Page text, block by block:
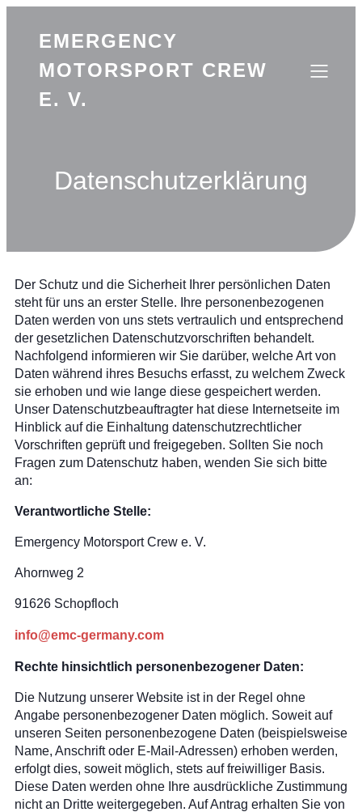
EMERGENCY
MOTORSPORT CREW
E. V.
Datenschutzerklärung
Der Schutz und die Sicherheit Ihrer persönlichen Daten
steht für uns an erster Stelle. Ihre personenbezogenen
Daten werden von uns stets vertraulich und entsprechend
der gesetzlichen Datenschutzvorschriften behandelt.
Nachfolgend informieren wir Sie darüber, welche Art von
Daten während ihres Besuchs erfasst, zu welchem Zweck
sie erhoben und wie lange diese gespeichert werden.
Unser Datenschutzbeauftragter hat diese Internetseite im
Hinblick auf die Einhaltung datenschutzrechtlicher
Vorschriften geprüft und freigegeben. Sollten Sie noch
Fragen zum Datenschutz haben, wenden Sie sich bitte
an:
Verantwortliche Stelle:
Emergency Motorsport Crew e. V.
Ahornweg 2
91626 Schopfloch
info@emc-germany.com
Rechte hinsichtlich personenbezogener Daten:
Die Nutzung unserer Website ist in der Regel ohne
Angabe personenbezogener Daten möglich. Soweit auf
unseren Seiten personenbezogene Daten (beispielsweise
Name, Anschrift oder E-Mail-Adressen) erhoben werden,
erfolgt dies, soweit möglich, stets auf freiwilliger Basis.
Diese Daten werden ohne Ihre ausdrückliche Zustimmung
nicht an Dritte weitergegeben. Auf Antrag erhalten Sie von